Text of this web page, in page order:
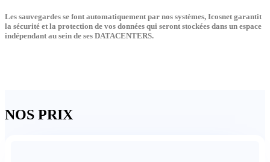
Les sauvegardes se font automatiquement par nos systèmes, Icosnet garantit
la sécurité et la protection de vos données qui seront stockées dans un espace
indépendant au sein de ses DATACENTERS.
NOS PRIX